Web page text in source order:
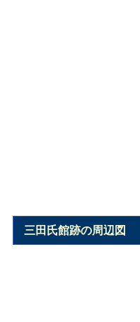
三田氏館跡の周辺図